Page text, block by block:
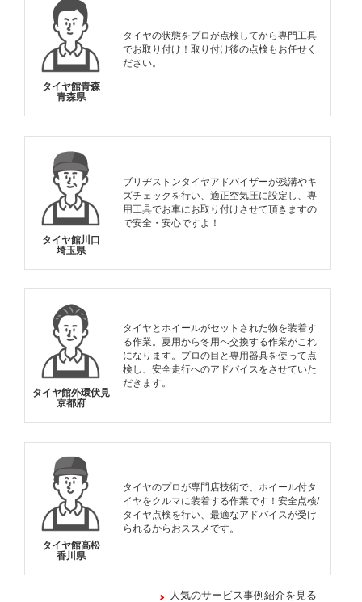
タイヤ館青森
青森県
タイヤの状態をプロが点検してから専門工具
でお取り付け！取り付け後の点検もお任せく
ださい。
タイヤ館川口
埼玉県
ブリヂストンタイヤアドバイザーが残溝やキ
ズチェックを行い、適正空気圧に設定し、専
用工具でお車にお取り付けさせて頂きますの
で安全・安心ですよ！
タイヤ館外環伏見
京都府
タイヤとホイールがセットされた物を装着す
る作業。夏用から冬用へ交換する作業がこれ
になります。プロの目と専用器具を使って点
検し、安全走行へのアドバイスをさせていた
だきます。
タイヤ館高松
香川県
タイヤのプロが専門店技術で、ホイール付タ
イヤをクルマに装着する作業です！安全点検/
タイヤ点検を行い、最適なアドバイスが受け
られるからおススメです。
人気のサービス事例紹介を見る